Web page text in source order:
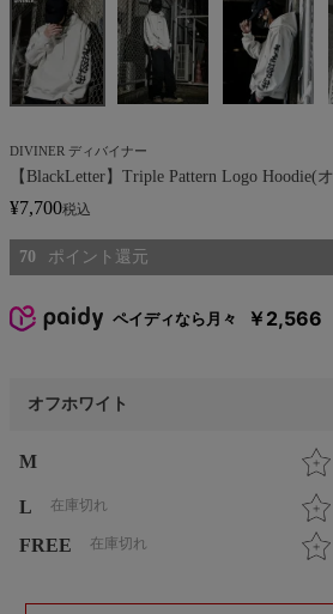
DIVINER ディバイナー
【BlackLetter】Triple Pattern Logo Hoodie(
¥7,700税込
70
ペイディなら月々 ￥2,566
オフホワイト
M
L 在庫切れ
FREE
在庫切れ